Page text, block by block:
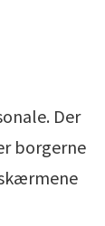
Der
borgerne